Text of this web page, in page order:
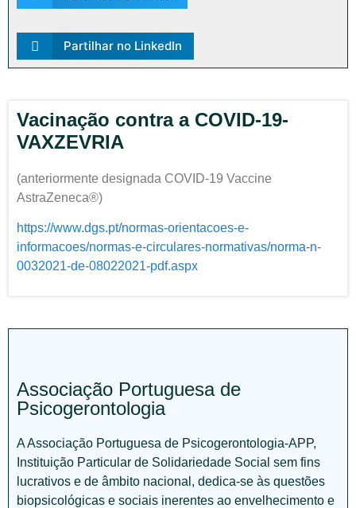
Partilhar no LinkedIn
Vacinação contra a COVID-19-
VAXZEVRIA
(anteriormente designada COVID-19 Vaccine
AstraZeneca®)
https://www.dgs.pt/normas-orientacoes-e-
informacoes/normas-e-circulares-normativas/norma-n-
0032021-de-08022021-pdf.aspx
Associação Portuguesa de
Psicogerontologia
A Associação Portuguesa de Psicogerontologia-APP,
Instituição Particular de Solidariedade Social sem fins
lucrativos e de âmbito nacional, dedica-se às questões
biopsicológicas e sociais inerentes ao envelhecimento e